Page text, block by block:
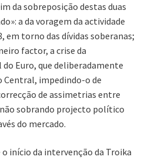
da sobreposição destas duas
a da voragem da actividade
em torno das dívidas soberanas;
factor, a crise da
Euro, que deliberadamente
Central, impedindo-o de
de assimetrias entre
sobrando projecto político
do mercado.
o início da intervenção da Troika